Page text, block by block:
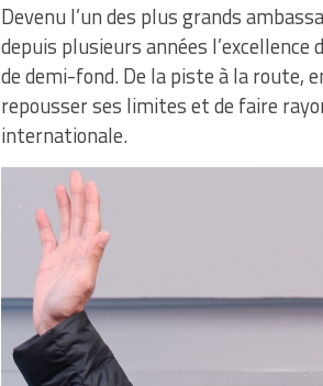
Devenu l’un des plus grands
depuis plusieurs années
de demi-fond. De la piste à la route,
repousser ses limites et de faire
internationale.